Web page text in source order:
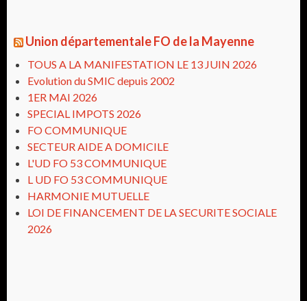
Union départementale FO de la Mayenne
TOUS A LA MANIFESTATION LE 13 JUIN 2026
Evolution du SMIC depuis 2002
1ER MAI 2026
SPECIAL IMPOTS 2026
FO COMMUNIQUE
SECTEUR AIDE A DOMICILE
L'UD FO 53 COMMUNIQUE
L UD FO 53 COMMUNIQUE
HARMONIE MUTUELLE
LOI DE FINANCEMENT DE LA SECURITE SOCIALE
2026